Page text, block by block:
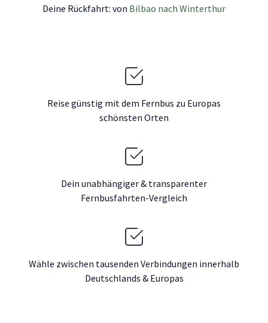
Deine Rückfahrt: von Bilbao nach Winterthur
Reise günstig mit dem Fernbus zu Europas
schönsten Orten
Dein unabhängiger & transparenter
Fernbusfahrten-Vergleich
Wähle zwischen tausenden Verbindungen innerhalb
Deutschlands & Europas